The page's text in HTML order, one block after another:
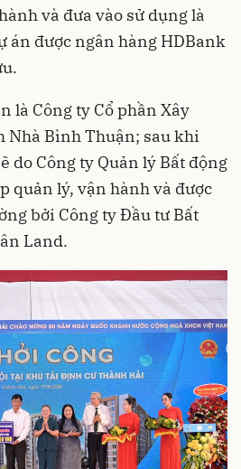
và đưa vào sử dụng là
án được ngân hàng HDBank
là Công ty Cổ phần Xây
Nhà Bình Thuận; sau khi
do Công ty Quản lý Bất động
quản lý, vận hành và được
bởi Công ty Đầu tư Bất
Land.